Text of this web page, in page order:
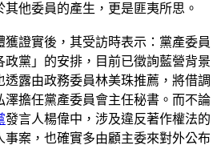
他委員的產生，更是匪夷所思。
獲證實後，其受訪時表示：黨產委員
黨」的安排，目前已徵詢藍營背景
透露由政務委員林美珠推薦，將借調
澤擔任黨產委員會主任秘書。而不論
發言人楊偉中，涉及違反著作權法的
事案，也確實多由顧主委來對外公布